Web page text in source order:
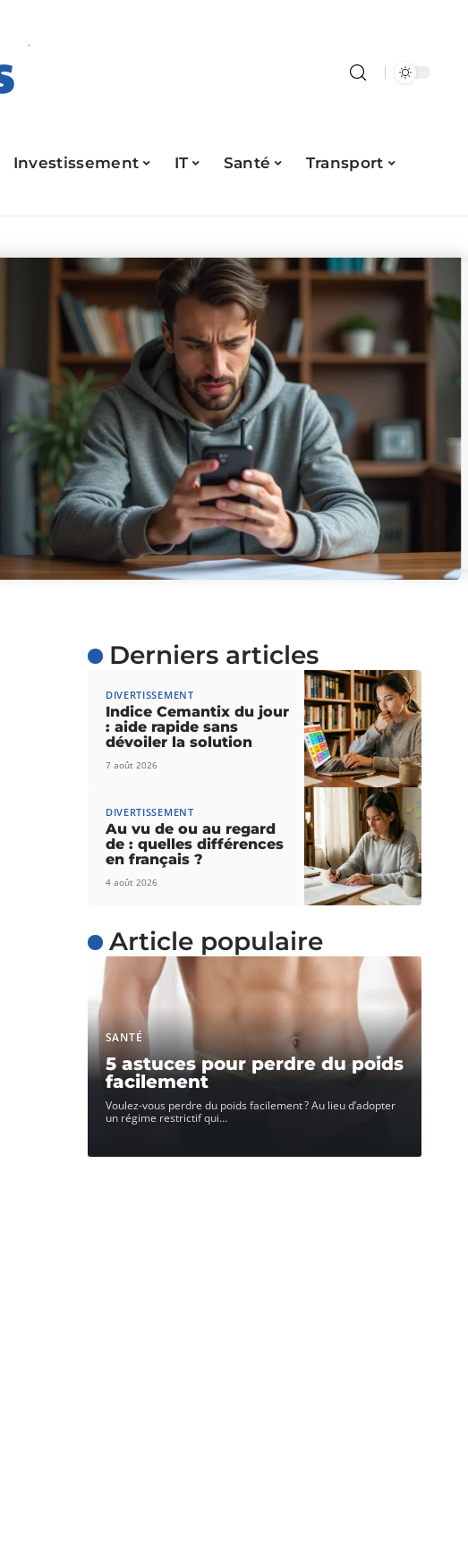
Investissement IT Santé
Transport
Derniers articles
DIVERTISSEMENT
Indice Cemantix du jour
: aide rapide sans
dévoiler la solution
7 août 2026
DIVERTISSEMENT
Au vu de ou au regard
de : quelles différences
en français ?
4 août 2026
Article populaire
SANTÉ
5 astuces pour perdre du poids
facilement
Voulez-vous perdre du poids facilement ? Au lieu d’adopter
un régime restrictif qui…